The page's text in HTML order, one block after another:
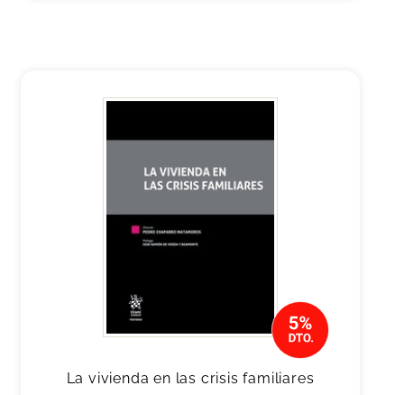
La vivienda en las crisis familiares